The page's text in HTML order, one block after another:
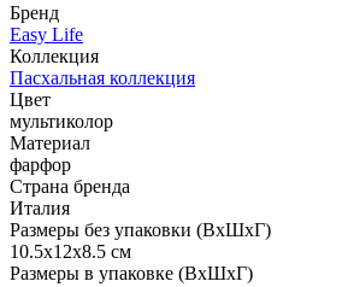
Бренд
Easy Life
Коллекция
Пасхальная коллекция
Цвет
мультиколор
Материал
фарфор
Страна бренда
Италия
Размеры без упаковки (ВхШхГ)
10.5x12x8.5 см
Размеры в упаковке (ВхШхГ)